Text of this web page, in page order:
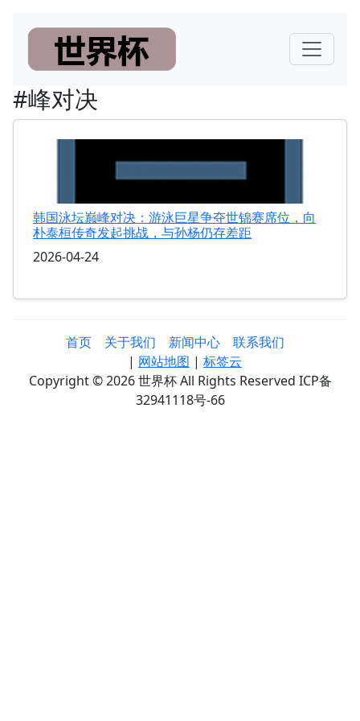
#峰对决
韩国泳坛巅峰对决：游泳巨星争夺世锦赛席位，向
朴泰桓传奇发起挑战，与孙杨仍存差距
2026-04-24
首页 关于我们 新闻中心
联系我们
| 网站地图 | 标签云
Copyright © 2026 世界杯 All Rights Reserved ICP备
32941118号-66